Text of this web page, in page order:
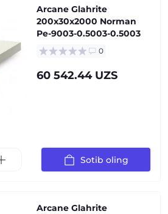
Arcane Glahrite
200x30x2000 Norman
Pe-9003-0.5003-0.5003
0
60 542.44 UZS
Sotib oling
Arcane Glahrite